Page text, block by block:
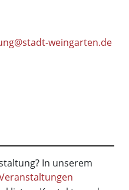
weingarten.de
In unserem